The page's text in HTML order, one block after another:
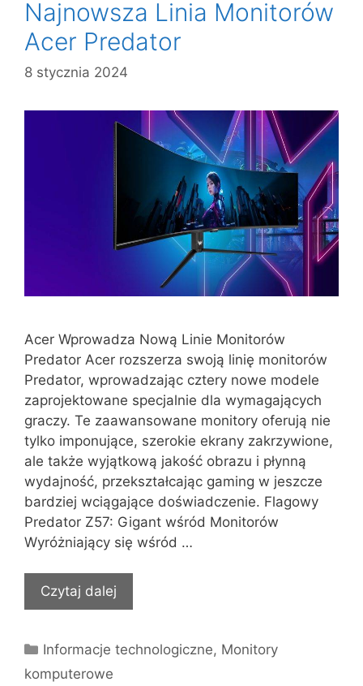
Najnowsza Linia Monitorów
Acer Predator
8 stycznia 2024
Acer Wprowadza Nową Linie Monitorów
Predator Acer rozszerza swoją linię monitorów
Predator, wprowadzając cztery nowe modele
zaprojektowane specjalnie dla wymagających
graczy. Te zaawansowane monitory oferują nie
tylko imponujące, szerokie ekrany zakrzywione,
ale także wyjątkową jakość obrazu i płynną
wydajność, przekształcając gaming w jeszcze
bardziej wciągające doświadczenie. Flagowy
Predator Z57: Gigant wśród Monitorów
Wyróżniający się wśród …
Czytaj dalej
Kategorie
Informacje technologiczne, Monitory
komputerowe